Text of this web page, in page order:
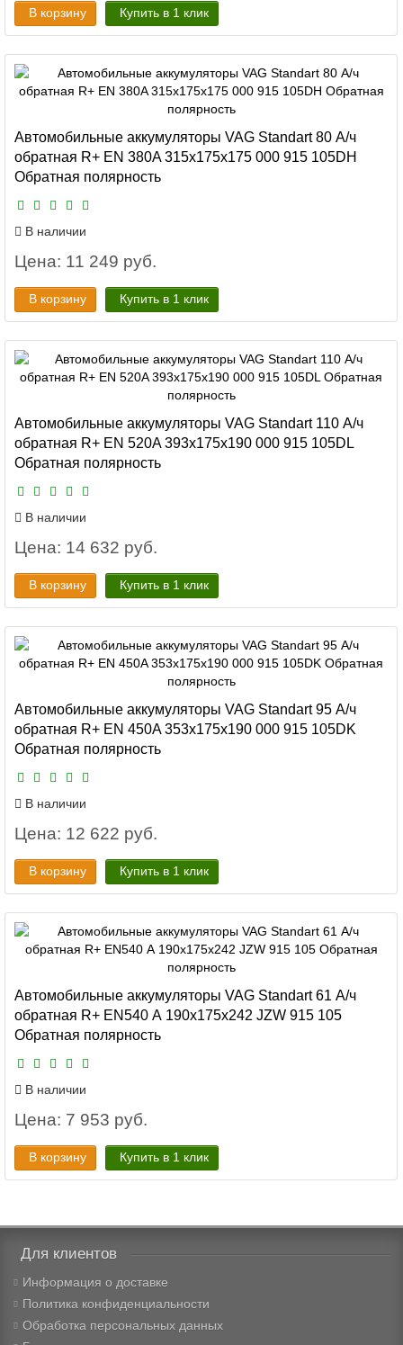
В корзину Купить в 1 клик
Автомобильные аккумуляторы VAG Standart 80 А/ч
обратная R+ EN 380A 315x175x175 000 915 105DH
Обратная полярность
В наличии
Цена: 11 249 руб.
В корзину Купить в 1 клик
Автомобильные аккумуляторы VAG Standart 110 А/ч
обратная R+ EN 520A 393x175x190 000 915 105DL
Обратная полярность
В наличии
Цена: 14 632 руб.
В корзину Купить в 1 клик
Автомобильные аккумуляторы VAG Standart 95 А/ч
обратная R+ EN 450A 353x175x190 000 915 105DK
Обратная полярность
В наличии
Цена: 12 622 руб.
В корзину Купить в 1 клик
Автомобильные аккумуляторы VAG Standart 61 А/ч
обратная R+ EN540 А 190x175x242 JZW 915 105
Обратная полярность
В наличии
Цена: 7 953 руб.
В корзину Купить в 1 клик
Для клиентов
Информация о доставке
Политика конфиденциальности
Обработка персональных данных